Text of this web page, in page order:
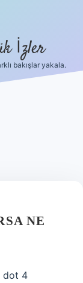
İzler
bakışlar yakala.
NE
dot 4